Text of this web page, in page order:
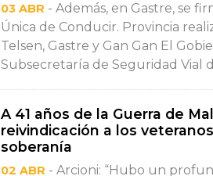
03 ABR - Además, en Gastre, se
Única de Conducir. Provincia
Telsen, Gastre y Gan Gan El
Subsecretaría de Seguridad Vial
A 41 años de la Guerra de
reivindicación a los
soberanía
02 ABR - Arcioni: “Hubo un